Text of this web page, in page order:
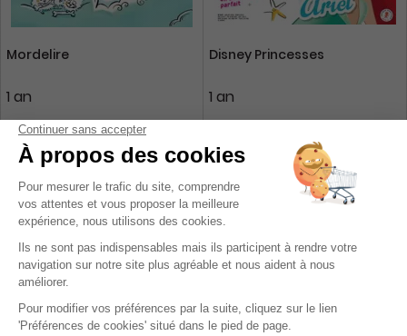
Mordelire
1 an
66 €
64,00 € -3%
Ajouter au panier
Disney Princesses
1 an
33,00 € -8%
Ajouter au panier